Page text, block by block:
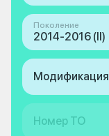
Поколение
2014-2016 (II)
Модификация
Номер ТО